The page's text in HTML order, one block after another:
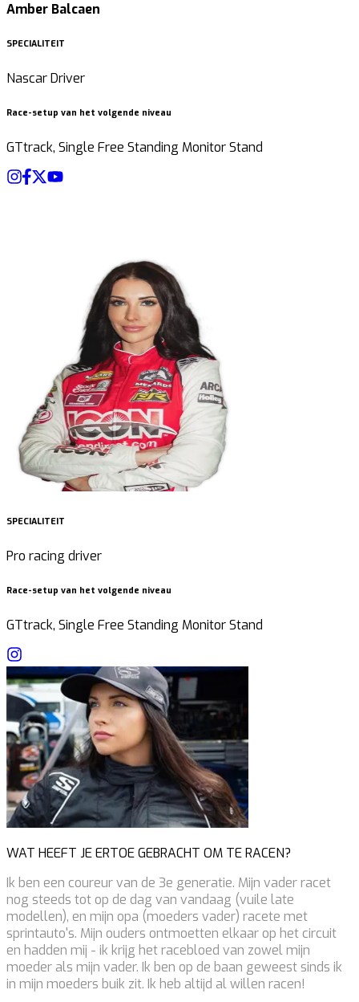
Amber Balcaen
SPECIALITEIT
Nascar Driver
Race-setup van het volgende niveau
GTtrack, Single Free Standing Monitor Stand
SPECIALITEIT
Pro racing driver
Race-setup van het volgende niveau
GTtrack, Single Free Standing Monitor Stand
WAT HEEFT JE ERTOE GEBRACHT OM TE RACEN?
Ik ben een coureur van de 3e generatie. Mijn vader racet
nog steeds tot op de dag van vandaag (vuile late
modellen), en mijn opa (moeders vader) racete met
sprintauto's. Mijn ouders ontmoetten elkaar op het circuit
en hadden mij - ik krijg het racebloed van zowel mijn
moeder als mijn vader. Ik ben op de baan geweest sinds ik
in mijn moeders buik zit. Ik heb altijd al willen racen!